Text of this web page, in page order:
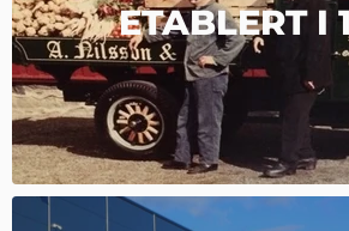
ETABLERT I